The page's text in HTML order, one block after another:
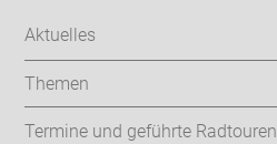
Aktuelles
Themen
Termine und geführte Radtouren